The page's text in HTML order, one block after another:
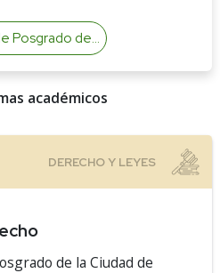
la Ciudad de México
académicos
de la Ciudad de